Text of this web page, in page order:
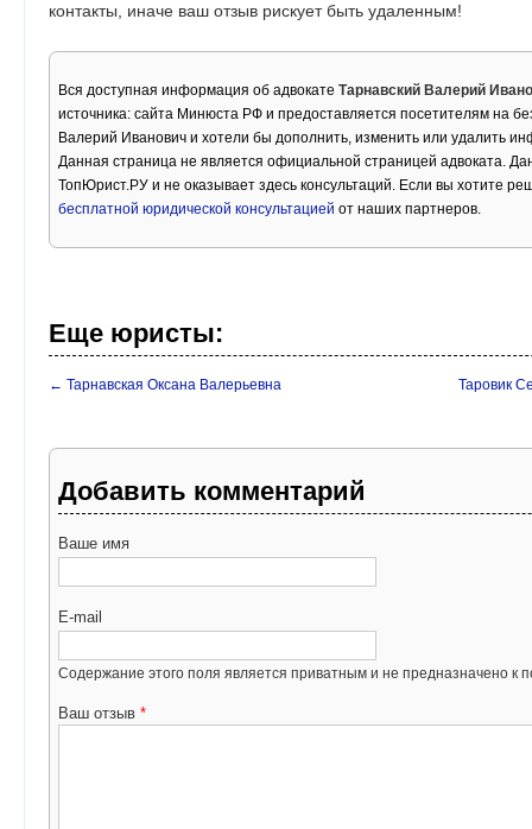
контакты, иначе ваш отзыв рискует быть удаленным!
Вся доступная информация об адвокате Тарнавский Валерий
источника: сайта Минюста РФ и предоставляется посетителям на
Валерий Иванович и хотели бы дополнить, изменить или удалить
Данная страница не является официальной страницей адвоката.
ТопЮрист.РУ и не оказывает здесь консультаций. Если вы хотите
бесплатной юридической консультацией от наших партнеров.
Еще юристы:
← Тарнавская Оксана Валерьевна Таровик
Добавить комментарий
Ваше имя
E-mail
Содержание этого поля является приватным и не предназначено к
Ваш отзыв *